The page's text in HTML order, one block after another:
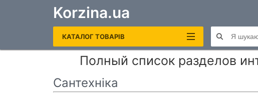
ОПАЛЕННЯ ТА ВОДОНАГРІВАЧІ
Korzina.ua
КАТАЛОГ ТОВАРІВ
Полный список разделов
Сантехніка